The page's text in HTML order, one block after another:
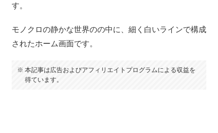
す。
モノクロの静かな世界のの中に、細く白いラインで構成
されたホーム画面です。
本記事は広告およびアフィリエイトプログラムによる収益を
得ています。